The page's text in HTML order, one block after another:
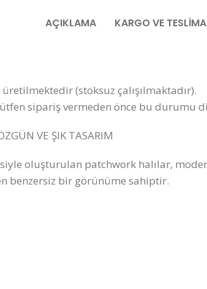
AÇIKLAMA KARGO VE
(stoksuz çalışılmaktadır).
sipariş vermeden önce bu durumu
VE ŞIK TASARIM
oluşturulan patchwork halılar,
benzersiz bir görünüme sahiptir.